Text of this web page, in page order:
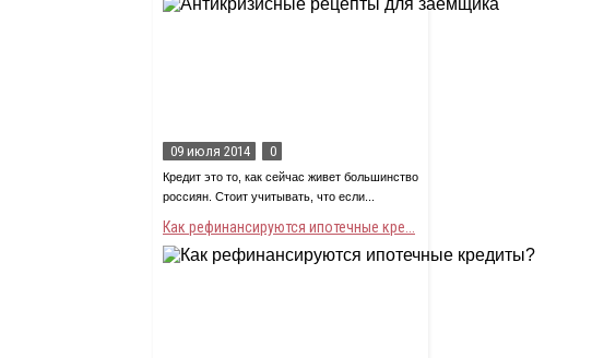
09 июля 2014 0
Кредит это то, как сейчас живет большинство
россиян. Стоит учитывать, что если...
Как рефинансируются ипотечные кре...